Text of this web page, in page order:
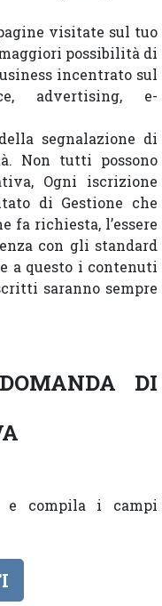
visitate sul tuo
possibilità di
incentrato sul
advertising, e-
segnalazione di
Non tutti possono
Ogni iscrizione
di Gestione che
fa richiesta, l’essere
con gli standard
a questo i contenuti
saranno sempre
DI
e compila i campi